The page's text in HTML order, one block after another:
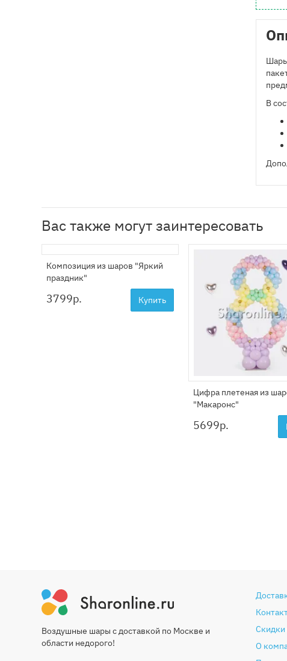
В
Вас также могут заинтересовать
Композиция из шаров "Яркий
праздник"
3799р. Купить
Цифра плетеная из
"Макаронс"
5699р.
Воздушные шары с доставкой по Москве и
области недорого!
Скидки
О